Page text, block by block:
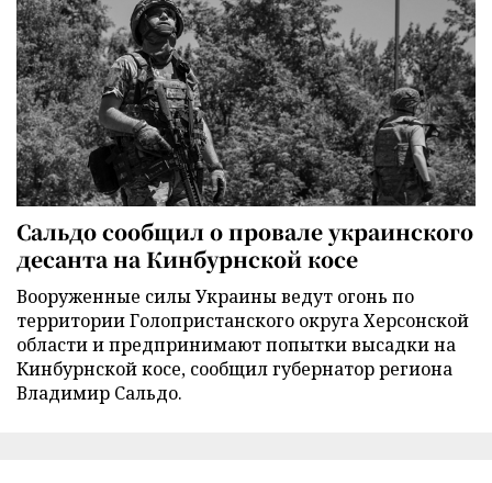
Сальдо сообщил о провале украинского
десанта на Кинбурнской косе
Вооруженные силы Украины ведут огонь по
территории Голопристанского округа Херсонской
области и предпринимают попытки высадки на
Кинбурнской косе, сообщил губернатор региона
Владимир Сальдо.